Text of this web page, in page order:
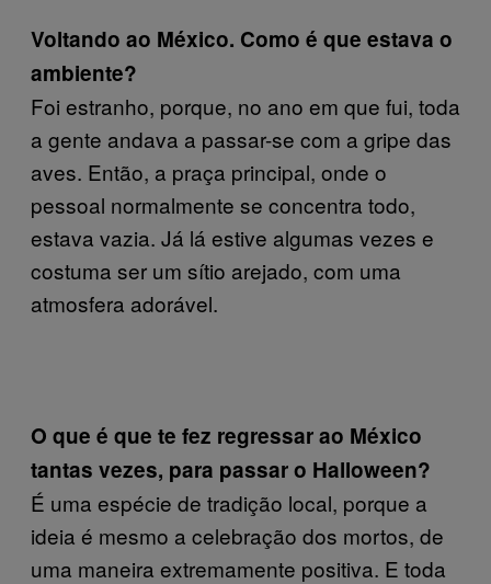
Voltando ao México. Como é que estava o
ambiente?
Foi estranho, porque, no ano em que fui, toda
a gente andava a passar-se com a gripe das
aves. Então, a praça principal, onde o
pessoal normalmente se concentra todo,
estava vazia. Já lá estive algumas vezes e
costuma ser um sítio arejado, com uma
atmosfera adorável.
O que é que te fez regressar ao México
tantas vezes, para passar o Halloween?
É uma espécie de tradição local, porque a
ideia é mesmo a celebração dos mortos, de
uma maneira extremamente positiva. E toda